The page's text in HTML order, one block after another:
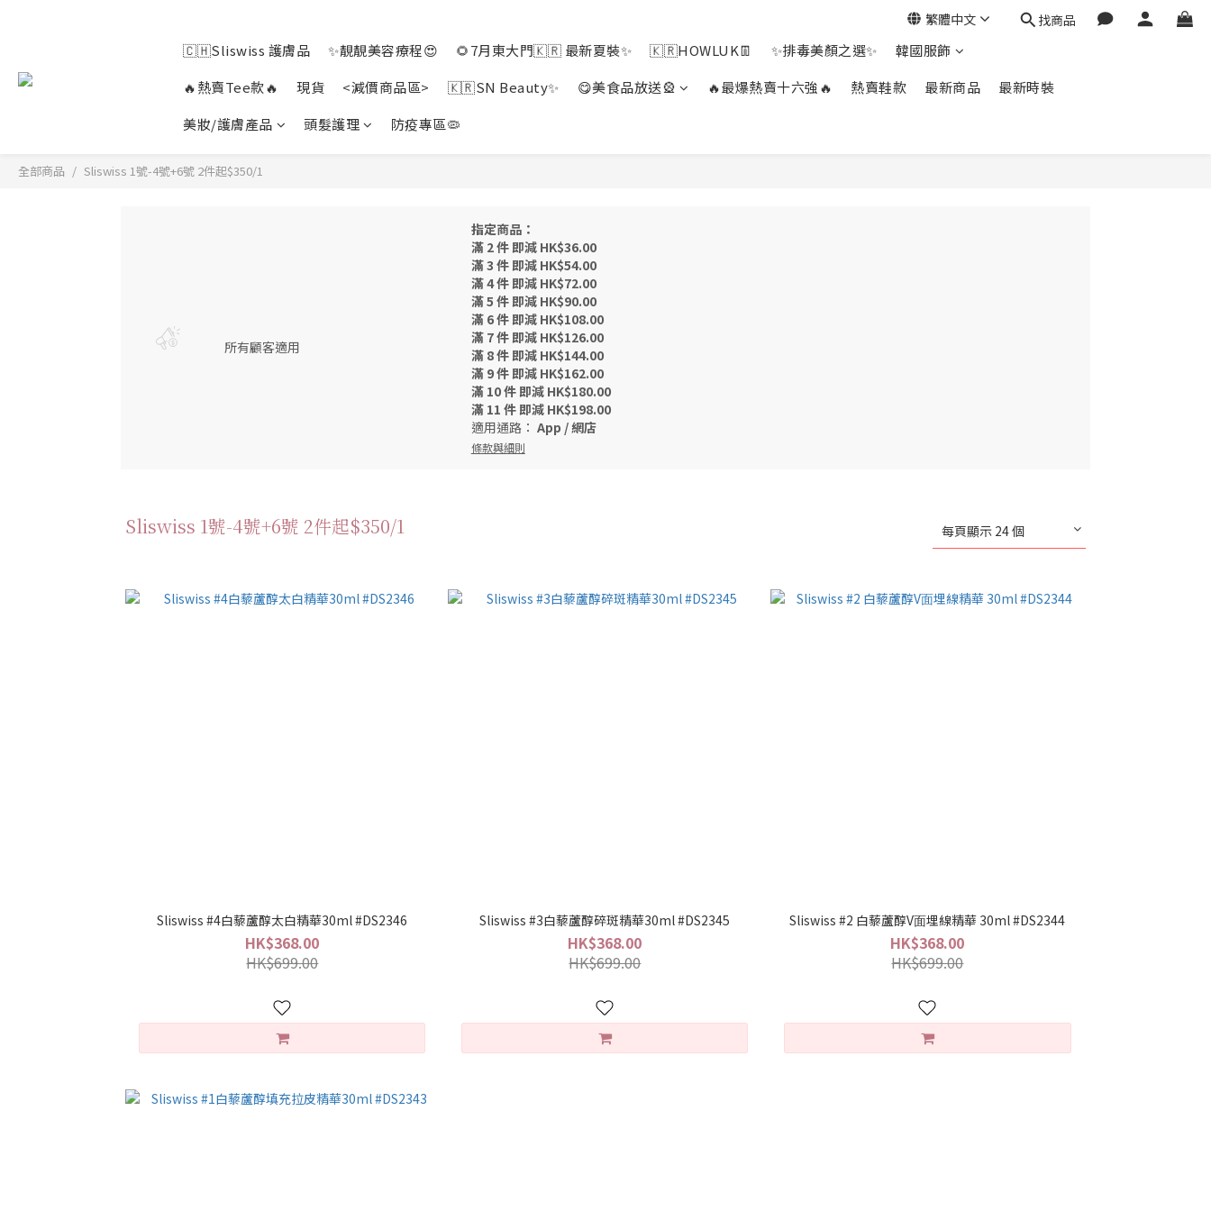
繁體中文 找商品
🇨🇭Sliswiss 護膚品 ✨靚靚美容療程😍 🌻7月東大門🇰🇷 最新夏裝✨ 🇰🇷HOWLUK👖 ✨排毒美顏之選✨
韓國服飾
🔥熱賣Tee款🔥
現貨 <減價商品區> 🇰🇷SN Beauty✨ 😋美食品放送🎡 🔥最爆熱賣十六強🔥 熱賣鞋款 最新商品
最新時裝
美妝/護膚產品
頭髮護理 防疫專區🦠
全部商品 Sliswiss 1號-4號+6號 2件起$350/1
所有顧客適用
指定商品：
滿 2 件 即減 HK$36.00
滿 3 件 即減 HK$54.00
滿 4 件 即減 HK$72.00
滿 5 件 即減 HK$90.00
滿 6 件 即減 HK$108.00
滿 7 件 即減 HK$126.00
滿 8 件 即減 HK$144.00
滿 9 件 即減 HK$162.00
滿 10 件 即減 HK$180.00
滿 11 件 即減 HK$198.00
適用通路： App /網店
條款與細則
Sliswiss 1號-4號+6號 2件起$350/1 每頁顯示 24 個
Sliswiss #4白藜蘆醇太白精華30ml #DS2346
HK$368.00
HK$699.00
Sliswiss #3白藜蘆醇碎斑精華30ml #DS2345
HK$368.00
HK$699.00
Sliswiss #2 白藜蘆醇V⾯埋線精華 30ml #DS2344
HK$368.00
HK$699.00